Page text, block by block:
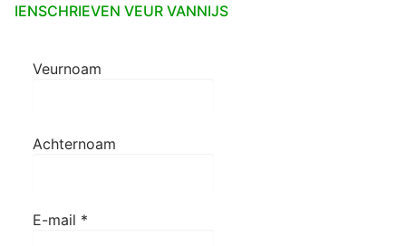
IENSCHRIEVEN VEUR VANNIJS
Veurnoam
Achternoam
E-mail *